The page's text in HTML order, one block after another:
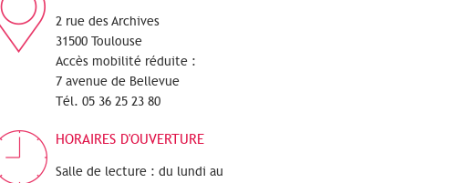
2 rue des Archives
31500 Toulouse
Accès mobilité réduite :
7 avenue de Bellevue
Tél. 05 36 25 23 80
HORAIRES D'OUVERTURE
Salle de lecture : du lundi au